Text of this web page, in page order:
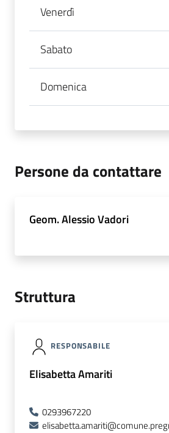
Venerdì
Sabato
Domenica
Persone da contattare
Geom. Alessio Vadori
Struttura
RESPONSABILE
Elisabetta Amariti
0293967220